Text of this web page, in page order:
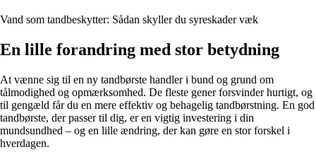
Vand som tandbeskytter: Sådan skyller du syreskader væk
En lille forandring med stor betydning
At vænne sig til en ny tandbørste handler i bund og grund om
tålmodighed og opmærksomhed. De fleste gener forsvinder hurtigt, og
til gengæld får du en mere effektiv og behagelig tandbørstning. En god
tandbørste, der passer til dig, er en vigtig investering i din
mundsundhed – og en lille ændring, der kan gøre en stor forskel i
hverdagen.